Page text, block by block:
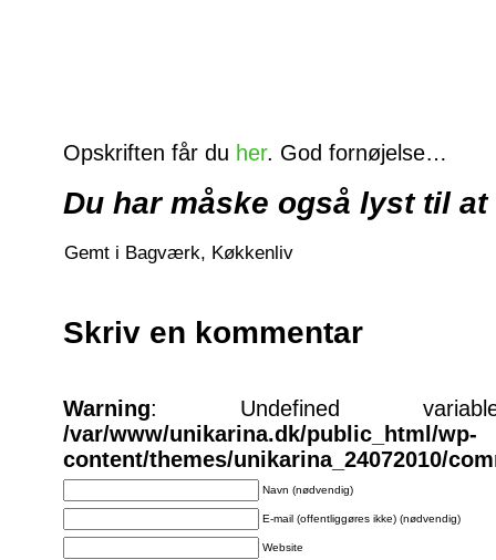
Opskriften får du her. God fornøjelse…
Du har måske også lyst til
Gemt i Bagværk, Køkkenliv
Skriv en kommentar
Warning: Undefined
/var/www/unikarina.dk/public_html/wp-
content/themes/unikarina_24072010/
Navn (nødvendig)
E-mail (offentliggøres ikke) (nødvendig)
Website